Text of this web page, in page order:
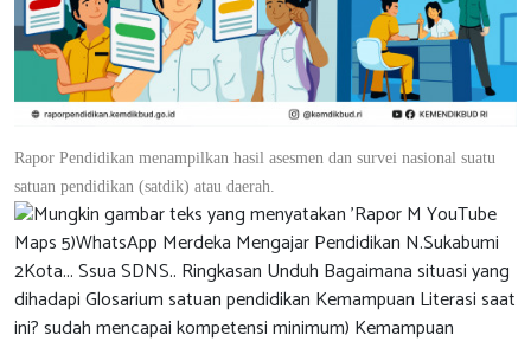
Rapor Pendidikan menampilkan hasil asesmen dan survei nasional suatu
satuan pendidikan (satdik) atau daerah.